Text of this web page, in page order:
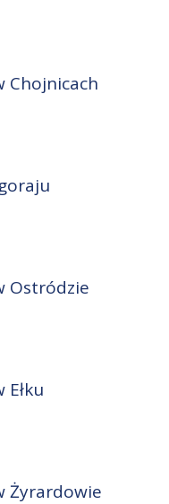
Chojnicach
Ostródzie
Żyrardowie